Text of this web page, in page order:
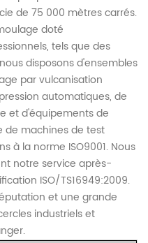
de 75 000 mètres carrés.
doté
tels que des
disposons d'ensembles
par vulcanisation
automatiques, de
et d'équipements de
de machines de test
à la norme ISO9001. Nous
notre service après-
ISO/TS16949:2009.
et une grande
industriels et